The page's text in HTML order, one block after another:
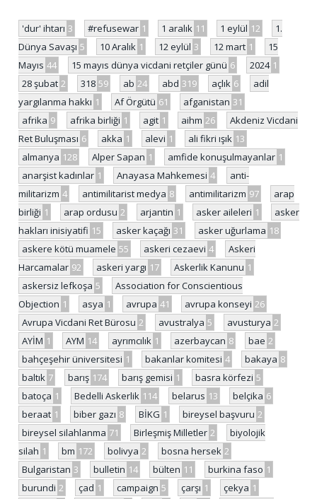
'dur' ihtarı 3 #refusewar 1 1 aralık 11 1 eylül 12
1.
Dünya Savaşı 5 10 Aralık 1 12 eylül 3 12 mart 1
15
Mayıs 44 15 mayıs dünya vicdani retçiler günü 6 2024 1
28 şubat 2 318 59 ab 24 abd 319 açlık 6
adil
yargılanma hakkı 1 Af Örgütü 61 afganistan 31
afrika 9 afrika birliği 1 agit 1 aihm 26
Akdeniz Vicdani
Ret Buluşması 6 akka 1 alevi 1 ali fikri ışık 13
almanya 128 Alper Sapan 1 amfide konuşulmayanlar 1
anarşist kadınlar 1 Anayasa Mahkemesi 4
anti-
militarizm 4 antimilitarist medya 8 antimilitarizm 97
arap
birliği 1 arap ordusu 2 arjantin 1 asker aileleri 1
asker
hakları inisiyatifi 15 asker kaçağı 31 asker uğurlama 18
askere kötü muamele 55 askeri cezaevi 4
Askeri
Harcamalar 92 askeri yargı 17 Askerlik Kanunu 1
askersiz lefkoşa 5
Association for Conscientious
Objection 1 asya 1 avrupa 41 avrupa konseyi 26
Avrupa Vicdani Ret Bürosu 2 avustralya 5 avusturya 2
AYİM 1 AYM 14 ayrımcılık 1 azerbaycan 8 bae 2
bahçeşehir üniversitesi 1 bakanlar komitesi 4 bakaya 8
baltık 7 barış 174 barış gemisi 1 basra körfezi 5
batoça 1 Bedelli Askerlik 114 belarus 13 belçika 6
beraat 1 biber gazı 8 BİKG 1 bireysel başvuru 2
bireysel silahlanma 71 Birleşmiş Milletler 2
biyolojik
silah 1 bm 172 bolivya 2 bosna hersek 2
Bulgaristan 3 bulletin 14 bülten 11 burkina faso 1
burundi 2 çad 1 campaign 5 çarşı 1 çekya 1